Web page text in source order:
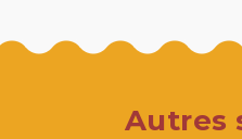
Autres